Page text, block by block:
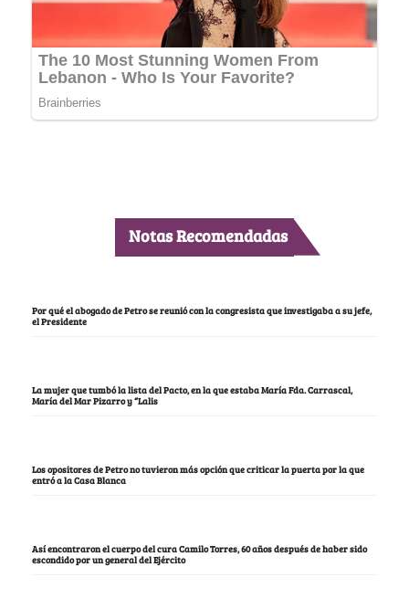
Notas Recomendadas
Por qué el abogado de Petro se reunió con la congresista que investigaba a su jefe,
el Presidente
La mujer que tumbó la lista del Pacto, en la que estaba María Fda. Carrascal,
María del Mar Pizarro y “Lalis
Los opositores de Petro no tuvieron más opción que criticar la puerta por la que
entró a la Casa Blanca
Así encontraron el cuerpo del cura Camilo Torres, 60 años después de haber sido
escondido por un general del Ejército